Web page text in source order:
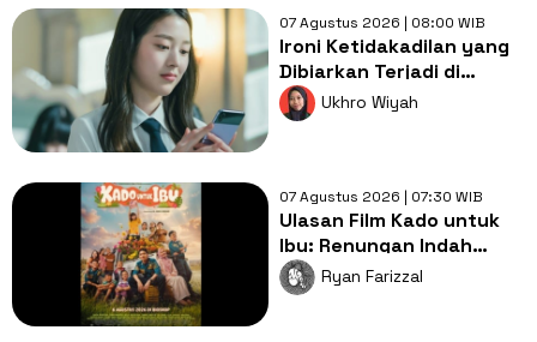
07 Agustus 2026 | 08:00 WIB
Ironi Ketidakadilan yang
Dibiarkan Terjadi di
Drama Pyramid Game
Ukhro Wiyah
07 Agustus 2026 | 07:30 WIB
Ulasan Film Kado untuk
Ibu: Renungan Indah
Mengenai Kasih Sayang
Orang Tua
Ryan Farizzal